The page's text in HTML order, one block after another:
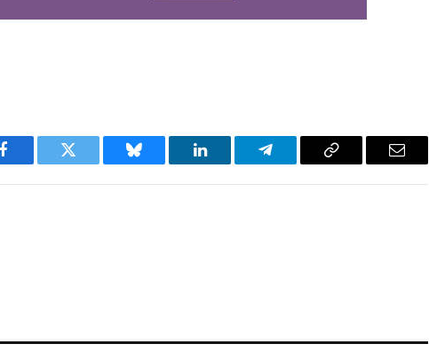
Facebook Twitter Bluesky LinkedIn Telegram Copy
Email